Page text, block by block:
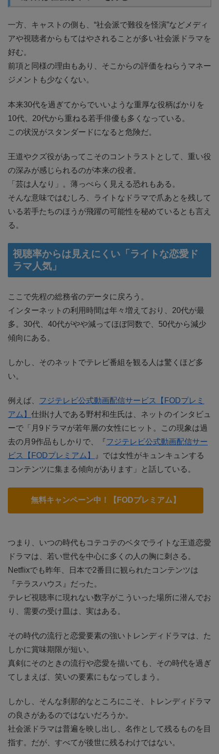
一方、キャストの側も、“社会派で難役を怪演”などメディ
アや視聴者からもてはやされることが多い社会派ドラマを
好む。
前項と同様の理由もあり、そこからの評価をねらうマネー
ジメントも少なくない。
本来30代を過ぎてからでいいような重厚な役柄ばかりを
10代、20代から重ねる若手俳優も多くなっている。
この状況がスタンダードになると危険だ。
王道やクズ役があってこそのコントラストとして、重い役
の深みが感じられるのが本来の役者。
「芸は人なり」。薄っぺらく見える恐れもある。
そんな意味ではむしろ、ライトなドラマで爪あとを残して
いる若手たちのほうが飛躍の可能性を秘めているとも言え
る。
視聴率からは見えにくい「ライトな恋愛ド
ラマ人気」
ここで先程の総務省のデータに戻ろう。
インターネットの利用時間は年々増えており、20代が最
多。30代、40代がやや減ってほぼ同数で、50代から減少
傾向にある。
しかし、そのネットでテレビ番組を観る人は驚くほど多
い。
例えば、
フジテレビ公式動画配信サービス【FODプレミ
アム】 仕掛け人である野村和生氏は、ネットのインタビュ
ーで「月9ドラマが若年層の女性にヒット。この現象は過
去の月9作品もしかりで、『 フジテレビ公式動画配信サー
ビス【FODプレミアム】
』では女性がキュンキュンする
コンテンツに集まる傾向があります」と話している。
無料キャンペーン中！【FODプレミアム】
つまり、いつの時代もコテコテのベタでライトな王道恋愛
ドラマは、若い世代を中心に多くの人の胸に刺さる。
Netflixでも昨年、日本で2番目に観られたコンテンツは
『テラスハウス』だった。
テレビ視聴率に現れない数字がこういった場所に潜んでお
り、需要の受け皿は、実はある。
その時代の流行と恋愛要素の強いトレンディドラマは、た
しかに賞味期限が短い。
真剣にそのときの流行や恋愛を描いても、その時代を過ぎ
てしまえば、笑いの要素にもなってしまう。
しかし、そんな刹那的なところにこそ、トレンディドラマ
の良さがあるのではないだろうか。
社会派ドラマは普遍を映し出し、名作として残るものを目
指す。だが、すべてが後世に残るわけではない。